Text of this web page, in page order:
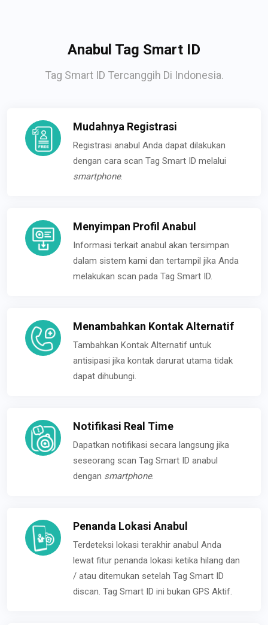
Anabul Tag Smart ID
Tag Smart ID Tercanggih Di Indonesia.
Mudahnya Registrasi
Registrasi anabul Anda dapat dilakukan
dengan cara scan Tag Smart ID melalui
smartphone.
Menyimpan Profil Anabul
Informasi terkait anabul akan tersimpan
dalam sistem kami dan tertampil jika Anda
melakukan scan pada Tag Smart ID.
Menambahkan Kontak Alternatif
Tambahkan Kontak Alternatif untuk
antisipasi jika kontak darurat utama tidak
dapat dihubungi.
Notifikasi Real Time
Dapatkan notifikasi secara langsung jika
seseorang scan Tag Smart ID anabul
dengan smartphone.
Penanda Lokasi Anabul
Terdeteksi lokasi terakhir anabul Anda
lewat fitur penanda lokasi ketika hilang dan
/ atau ditemukan setelah Tag Smart ID
discan. Tag Smart ID ini bukan GPS Aktif.